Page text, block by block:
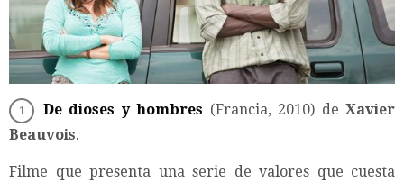
De dioses y hombres (Francia, 2010) de Xavier
Beauvois.
Filme que presenta una serie de valores que cuesta